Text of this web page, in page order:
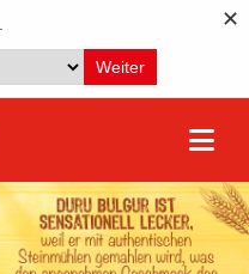
Weiter
✕